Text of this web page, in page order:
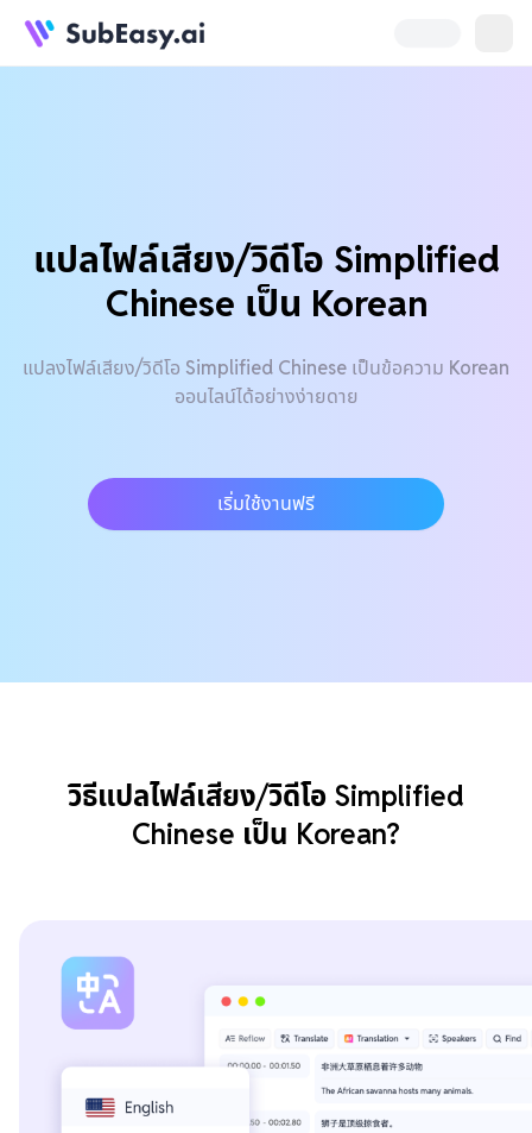
แปลไฟล์เสียง/วิดีโอ Simplified
Chinese เป็น Korean
แปลงไฟล์เสียง/วิดีโอ Simplified Chinese เป็นข้อความ Korean
ออนไลน์ได้อย่างง่ายดาย
เริ่มใช้งานฟรี
วิธีแปลไฟล์เสียง/วิดีโอ Simplified
Chinese เป็น Korean?